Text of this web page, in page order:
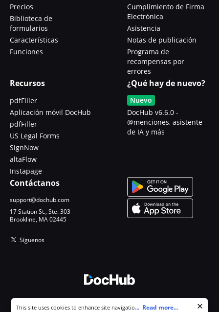
Precios
Biblioteca de
formularios
Características
Funciones
Cumplimiento de Firma
Electrónica
Asistencia
Notas de publicación
Programa de
recompensas por
errores
Recursos
pdfFiller
Aplicación móvil DocHub
pdfFiller
US Legal Forms
SignNow
altaFlow
Instapage
¿Qué hay de nuevo?
Nuevo
DocHub v6.6.0 -
@menciones, asistente
de IA y más
Contáctanos
support@dochub.com
17 Station St., Ste. 303
Brookline, MA 02445
Síguenos
Cookie consent notice
This site uses cookies to enhance site navigation and personalize
... Read more...